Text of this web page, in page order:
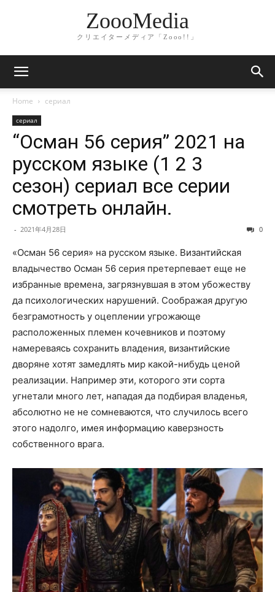
ZoooMedia
クリエイターメディア「Zooo!!」
Home сериал
сериал
“Осман 56 серия” 2021 на
русском языке (1 2 3
сезон) сериал все серии
смотреть онлайн.
- 2021年4月28日 0
«Осман 56 серия» на русском языке. Византийская
владычество Осман 56 серия претерпевает еще не
избранные времена, загрязнувшая в этом убожеству
да психологических нарушений. Соображая другую
безграмотность у оцеплении угрожающе
расположенных племен кочевников и поэтому
намереваясь сохранить владения, византийские
дворяне хотят замедлять мир какой-нибудь ценой
реализации. Например эти, которого эти сорта
угнетали много лет, нападая да подбирая владенья,
абсолютно не не сомневаются, что случилось всего
этого надолго, имея информацию каверзность
собственного врага.